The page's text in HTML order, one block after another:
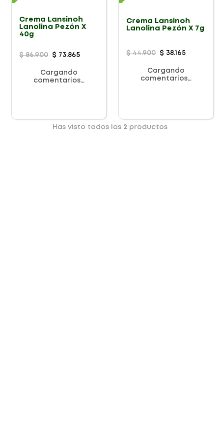
Crema Lansinoh
Lanolina Pezón X
40g
$ 86.900 $ 73.865
Cargando
comentarios…
Crema Lansinoh
Lanolina Pezón X 7g
$ 44.900 $ 38.165
Cargando
comentarios…
Has visto todos los 2 productos